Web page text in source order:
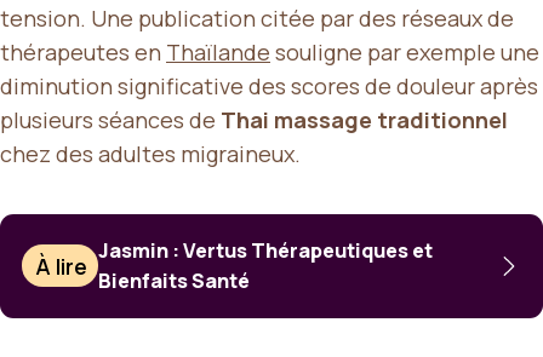
tension. Une publication citée par des réseaux de
thérapeutes en Thaïlande souligne par exemple une
diminution significative des scores de douleur après
plusieurs séances de Thai massage traditionnel
chez des adultes migraineux.
À lire
Jasmin : Vertus Thérapeutiques et
Bienfaits Santé